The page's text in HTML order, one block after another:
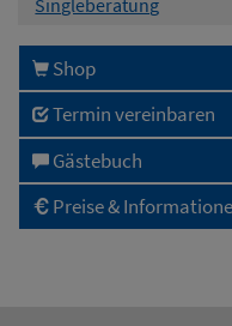
Singleberatung
Shop
Termin vereinbaren
Gästebuch
Preise &